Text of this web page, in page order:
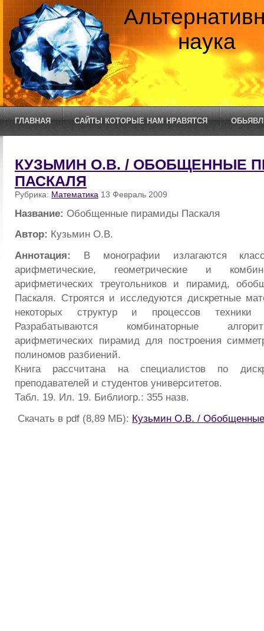
наука
ГЛАВНАЯ САЙТЫ КОТОРЫЕ НАМ НРАВЯТСЯ
КУЗЬМИН О.В. / ОБОБЩЕННЫЕ
ПАСКАЛЯ
Рубрика: Математика 13 Февраль 2009
Название: Обобщенные пирамиды Паскаля
Автор: Кузьмин О.В.
Аннотация: В монографии излагаются
арифметические, геометрические и
арифметических треугольников и пирамид,
Паскаля. Строятся и исследуются дискретные
некоторых структур и процессов техники
Разрабатываются комбинаторные
арифметических пирамид для построения
полиномов разбиений.
Книга рассчитана на специалистов по
преподавателей и студентов университетов.
Табл. 19. Ил. 19. Библиогр.: 355 назв.
Скачать в pdf (8,89 МБ): Кузьмин О.В. /